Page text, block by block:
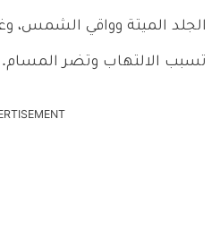
الجلد الميتة وواقي الشمس،
تسبب الالتهاب وتضر المسام.